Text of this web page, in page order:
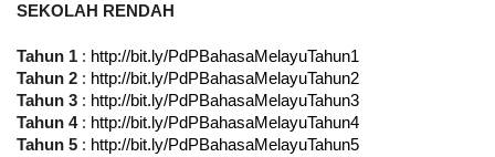
SEKOLAH RENDAH
Tahun 1 : http://bit.ly/PdPBahasaMelayuTahun1
Tahun 2 : http://bit.ly/PdPBahasaMelayuTahun2
Tahun 3 : http://bit.ly/PdPBahasaMelayuTahun3
Tahun 4 : http://bit.ly/PdPBahasaMelayuTahun4
Tahun 5 : http://bit.ly/PdPBahasaMelayuTahun5